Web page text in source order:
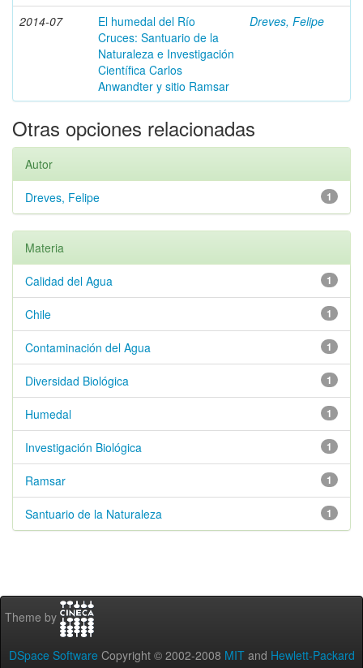
2014-07
El humedal del Río
Cruces: Santuario de la
Naturaleza e Investigación
Científica Carlos
Anwandter y sitio Ramsar
Dreves, Felipe
Otras opciones relacionadas
Autor
1
Dreves, Felipe
Materia
1
Calidad del Agua
1
Chile
1
Contaminación del Agua
1
Diversidad Biológica
1
Humedal
1
Investigación Biológica
1
Ramsar
1
Santuario de la Naturaleza
Theme by
DSpace Software Copyright © 2002-2008 MIT and Hewlett-Packard